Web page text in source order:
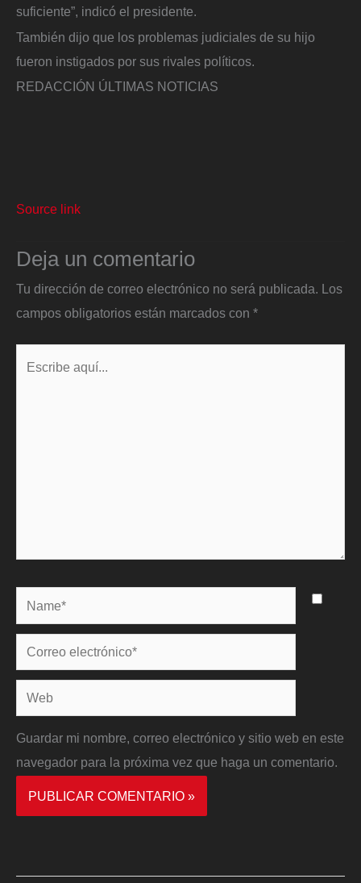
suficiente”, indicó el presidente.
También dijo que los problemas judiciales de su hijo
fueron instigados por sus rivales políticos.
REDACCIÓN ÚLTIMAS NOTICIAS
Source link
Deja un comentario
Tu dirección de correo electrónico no será publicada. Los
campos obligatorios están marcados con *
Name*
Correo
electrónico*
Web
Guardar mi nombre, correo electrónico y sitio web en este
navegador para la próxima vez que haga un comentario.